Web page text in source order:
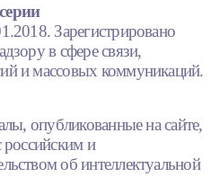
Зарегистрировано
в сфере связи,
и массовых коммуникаций.
опубликованные на сайте,
и
об интеллектуальной